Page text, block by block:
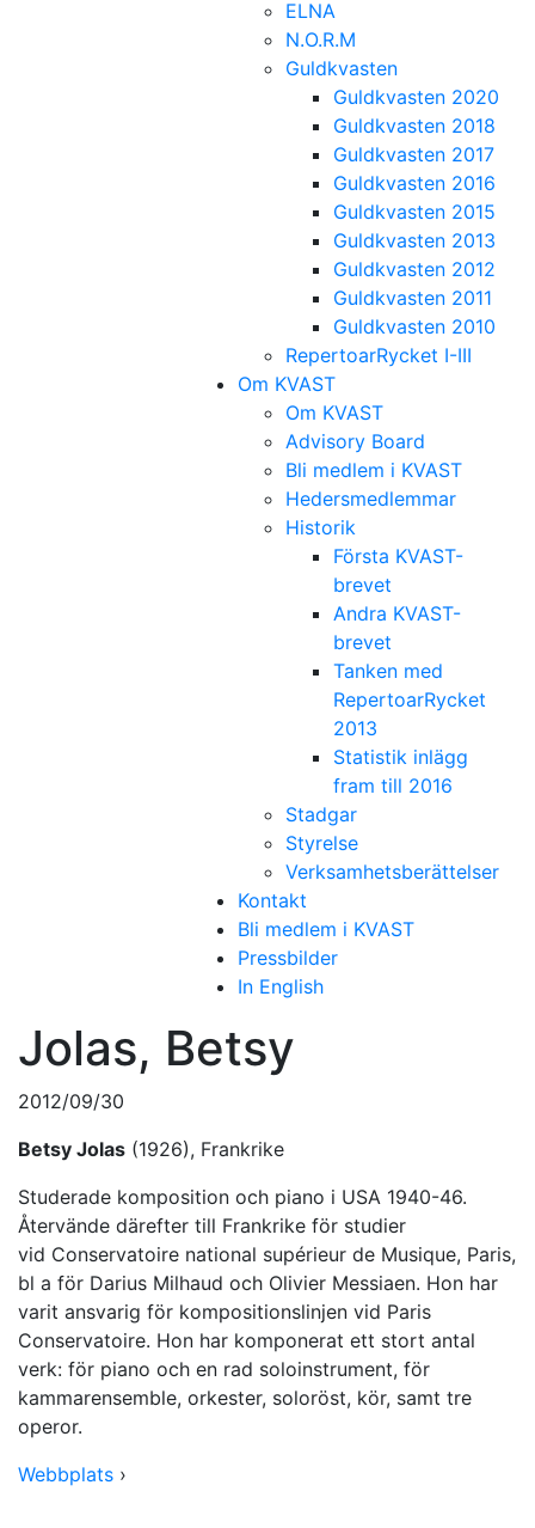
ELNA
N.O.R.M
Guldkvasten
Guldkvasten 2020
Guldkvasten 2018
Guldkvasten 2017
Guldkvasten 2016
Guldkvasten 2015
Guldkvasten 2013
Guldkvasten 2012
Guldkvasten 2011
Guldkvasten 2010
RepertoarRycket I-III
Om KVAST
Om KVAST
Advisory Board
Bli medlem i KVAST
Hedersmedlemmar
Historik
Första KVAST-
brevet
Andra KVAST-
brevet
Tanken med
RepertoarRycket
2013
Statistik inlägg
fram till 2016
Stadgar
Styrelse
Verksamhetsberättelser
Kontakt
Bli medlem i KVAST
Pressbilder
In English
Jolas, Betsy
2012/09/30
Betsy Jolas (1926), Frankrike
Studerade komposition och piano i USA 1940-46.
Återvände därefter till Frankrike för studier
vid Conservatoire national supérieur de Musique, Paris,
bl a för Darius Milhaud och Olivier Messiaen. Hon har
varit ansvarig för kompositionslinjen vid Paris
Conservatoire. Hon har komponerat ett stort antal
verk: för piano och en rad soloinstrument, för
kammarensemble, orkester, soloröst, kör, samt tre
operor.
Webbplats ›